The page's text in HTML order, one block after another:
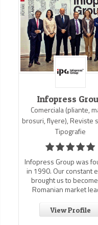
Infopress
Comerciala (pliante,
brosuri, flyere), Reviste
Tipografie
Infopress Group was
in 1990. Our constant
brought us to
Romanian market
View Profile